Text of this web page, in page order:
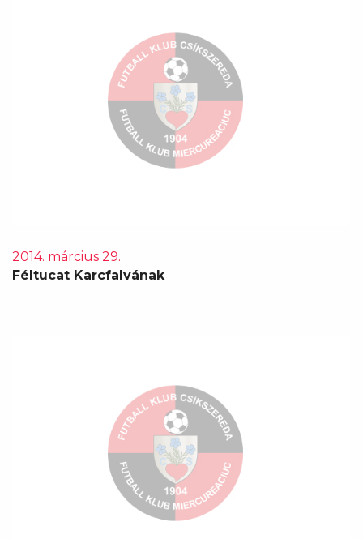
2014. március 29.
Féltucat Karcfalvának